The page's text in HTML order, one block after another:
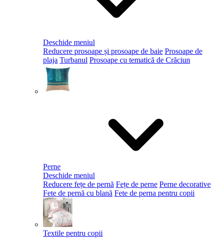
Deschide meniul
Reducere prosoape și prosoape de baie Prosoape de
plaja Turbanul Prosoape cu tematică de Crăciun
Perne
Deschide meniul
Reducere fețe de pernă Fețe de perne Perne decorative
Fete de pernă cu blană Fete de perna pentru copii
Textile pentru copii